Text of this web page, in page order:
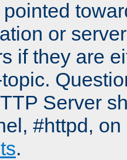
or
if they are
Server
#httpd,
.